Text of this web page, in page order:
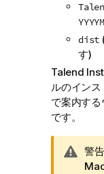
dist
す)
Talend
ルのイン
で案内す
です。
情
報
警